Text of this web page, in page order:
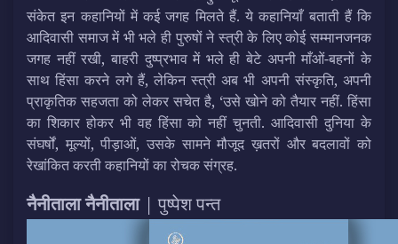
संकेत इन कहानियों में कई जगह मिलते हैं. ये कहानियाँ बताती हैं कि
आदिवासी समाज में भी भले ही पुरुषों ने स्त्री के लिए कोई सम्मानजनक
जगह नहीं रखी, बाहरी दुष्प्रभाव में भले ही बेटे अपनी माँओं-बहनों के
साथ हिंसा करने लगे हैं, लेकिन स्त्री अब भी अपनी संस्कृति, अपनी
प्राकृतिक सहजता को लेकर सचेत है, ‘उसे खोने को तैयार नहीं. हिंसा
का शिकार होकर भी वह हिंसा को नहीं चुनती. आदिवासी दुनिया के
संघर्षों, मूल्यों, पीड़ाओं, उसके सामने मौजूद ख़तरों और बदलावों को
रेखांकित करती कहानियों का रोचक संग्रह.
नैनीताला नैनीताला| पुष्पेश पन्त